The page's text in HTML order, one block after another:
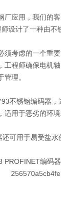
厂应用，我们的
设计了一种由不
须考虑的一个重
工程师确保电机
理。
不锈钢编码器
适用于恶劣的环境
可用于易受盐水
PROFINET编码器